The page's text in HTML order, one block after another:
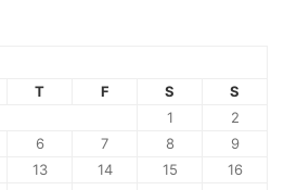
T F S
S
1
2
6 7 8
9
13 14 15
16